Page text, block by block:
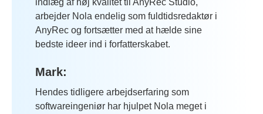
arbejder Nola endelig som fuldtidsredaktør i
AnyRec og fortsætter med at hælde sine
bedste ideer ind i forfatterskabet.
Mark:
Hendes tidligere arbejdserfaring som
softwareingeniør har hjulpet Nola meget i